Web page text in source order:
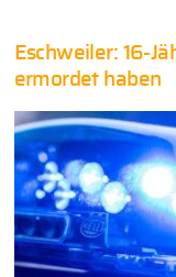
Eschweiler: 16-
ermordet haben